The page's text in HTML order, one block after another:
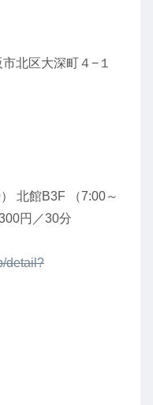
北区大深町４−１
北館B3F （7:00～
円／30分
detail?